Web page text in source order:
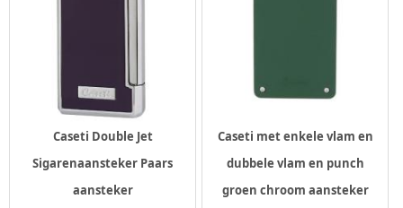
Caseti Double Jet
Sigarenaansteker Paars
aansteker
Caseti met enkele vlam en
dubbele vlam en punch
groen chroom aansteker